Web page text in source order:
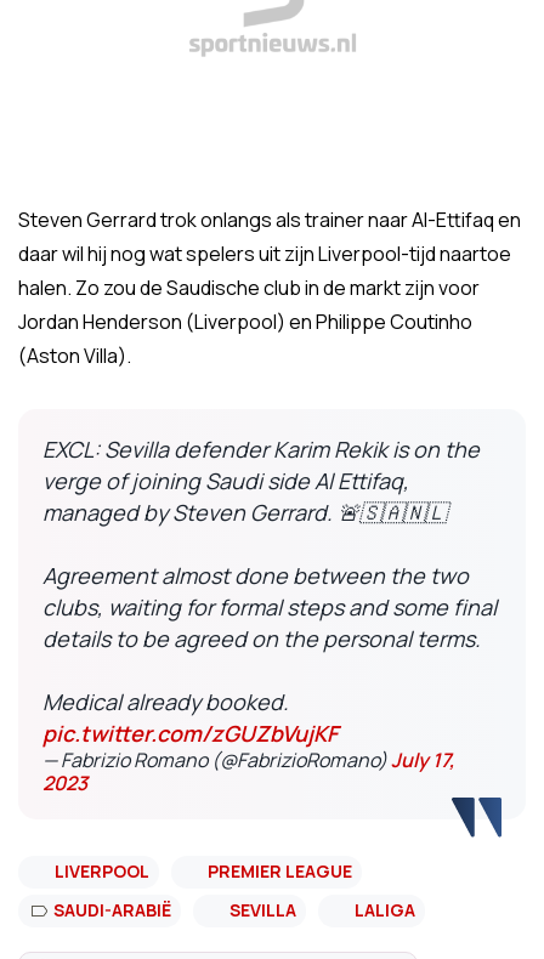
Steven Gerrard trok onlangs als trainer naar Al-Ettifaq en
daar wil hij nog wat spelers uit zijn Liverpool-tijd naartoe
halen. Zo zou de Saudische club in de markt zijn voor
Jordan Henderson (Liverpool) en Philippe Coutinho
(Aston Villa).
EXCL: Sevilla defender Karim Rekik is on the
verge of joining Saudi side Al Ettifaq,
managed by Steven Gerrard. 🚨🇸🇦🇳🇱
Agreement almost done between the two
clubs, waiting for formal steps and some final
details to be agreed on the personal terms.
Medical already booked.
pic.twitter.com/zGUZbVujKF
— Fabrizio Romano (@FabrizioRomano)July 17,
2023
LIVERPOOL
PREMIER LEAGUE
SAUDI-ARABIË
SEVILLA LALIGA